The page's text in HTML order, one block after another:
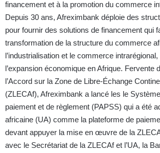
financement et à la promotion du commerce
Depuis 30 ans, Afreximbank déploie des
pour fournir des solutions de financement qui
transformation de la structure du commerce
l’industrialisation et le commerce
l’expansion économique en Afrique. Fervente
l’Accord sur la Zone de Libre-Échange
(ZLECAf), Afreximbank a lancé les le
paiement et de règlement (PAPSS) qui a été
africaine (UA) comme la plateforme de
devant appuyer la mise en œuvre de la
avec le Secrétariat de la ZLECAf et l’UA, la